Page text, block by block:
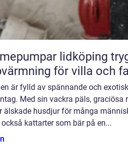
lidköping trygg och effektiv
för villa och
är fylld av spännande och
Med sin vackra päls, graciösa
älskade husdjur för många
kattarter som bär på en...